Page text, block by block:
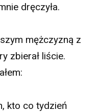
dręczyła.
mężczyzną z
zbierał liście.
kto co tydzień